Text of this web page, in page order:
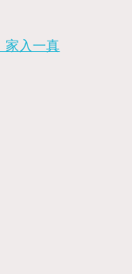
家入一真